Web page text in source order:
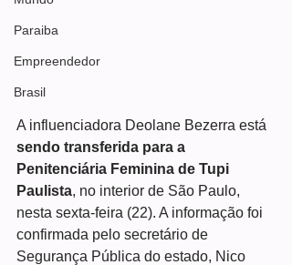
Paraiba
Empreendedor
Brasil
A influenciadora Deolane Bezerra está
sendo transferida para a
Penitenciária Feminina de Tupi
Paulista, no interior de São Paulo,
nesta sexta-feira (22). A informação foi
confirmada pelo secretário de
Segurança Pública do estado, Nico